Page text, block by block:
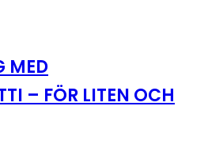
MED
– FÖR LITEN OCH